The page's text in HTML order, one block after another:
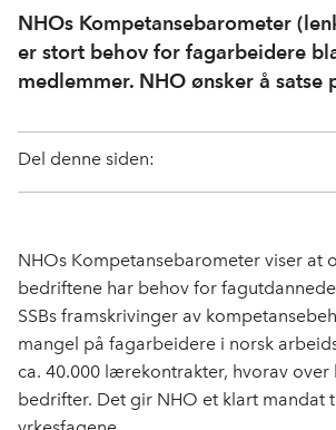
NHOs Kompetansebarometer
er stort behov for fagarbeidere
medlemmer. NHO ønsker å satse
Del denne siden:
NHOs Kompetansebarometer viser at
bedriftene har behov for
SSBs framskrivinger av
mangel på fagarbeidere i norsk
ca. 40.000 lærekontrakter, hvorav over
bedrifter. Det gir NHO et klart mandat